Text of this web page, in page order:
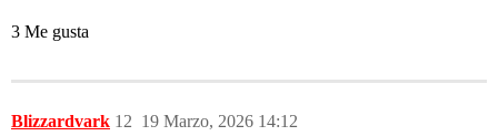
3 Me gusta
Blizzardvark 19 Marzo, 2026 14:12
12